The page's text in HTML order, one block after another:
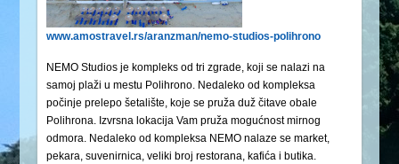
www.amostravel.rs/aranzman/nemo-studios-polihrono
NEMO Studios je kompleks od tri zgrade, koji se nalazi na
samoj plaži u mestu Polihrono. Nedaleko od kompleksa
počinje prelepo šetalište, koje se pruža duž čitave obale
Polihrona. Izvrsna lokacija Vam pruža mogućnost mirnog
odmora. Nedaleko od kompleksa NEMO nalaze se market,
pekara, suvenirnica, veliki broj restorana, kafića i butika.